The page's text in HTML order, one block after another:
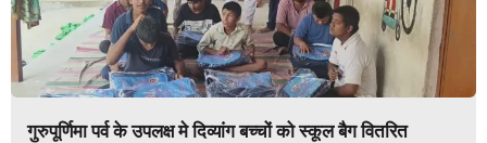
गुरुपूर्णिमा पर्व के उपलक्ष मे दिव्यांग बच्चों को स्कूल बैग वितरित